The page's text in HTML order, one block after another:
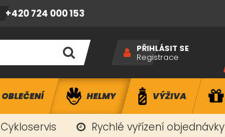
+420 724 000 153
PŘIHLÁSIT SE
Registrace
OBLEČENÍ HELMY VÝŽIVA
Cykloservis Rychlé vyřízení objednávky